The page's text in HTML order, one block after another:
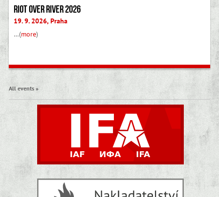
Riot Over River 2026
19. 9. 2026, Praha
…(more)
All events »